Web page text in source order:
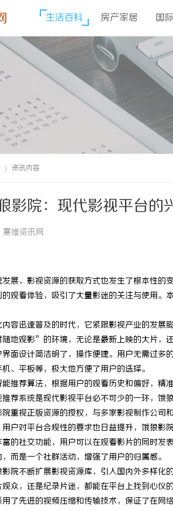
生活百科 房产家居 国
资讯内容
影院：现代影视平台的
维资讯网
展，影视资源的获取方式也发生了根本性
观看体验，吸引了大量影迷的关注与使用
容迅速普及的时代，它紧跟影视产业的发
地观影”的环境，无论是最新上映的大片，
面设计简洁明了，操作便捷。用户无需过
、平板等，极大地方便了用户的选择。
推荐算法，根据用户的观看历史和偏好，
荐系统是现代影视平台必不可少的一环，饿
重视正版资源的授权，与多家影视制作公
户对平台合规性的要求也日益提升，饿狼影
的社交功能，用户可以在观看影片的同时
而是一个社群活动，增强了用户的归属感。
院不断扩展影视资源库，引入国内外多样
众，还是纪录片迷，都能在平台上找到心仪
了先进的视频压缩和传输技术，保证了在